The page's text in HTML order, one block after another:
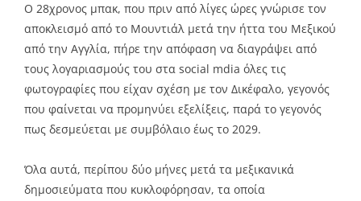
Ο 28χρονος μπακ, που πριν από λίγες ώρες γνώρισε τον
αποκλεισμό από το Μουντιάλ μετά την ήττα του Μεξικού
από την Αγγλία, πήρε την απόφαση να διαγράψει από
τους λογαριασμούς του στα social mdia όλες τις
φωτογραφίες που είχαν σχέση με τον Δικέφαλο, γεγονός
που φαίνεται να προμηνύει εξελίξεις, παρά το γεγονός
πως δεσμεύεται με συμβόλαιο έως το 2029.
Όλα αυτά, περίπου δύο μήνες μετά τα μεξικανικά
δημοσιεύματα που κυκλοφόρησαν, τα οποία